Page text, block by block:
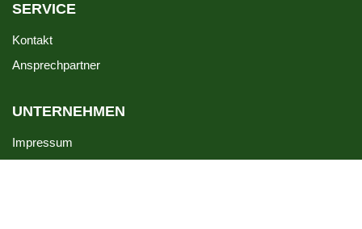
SERVICE
Kontakt
Ansprechpartner
UNTERNEHMEN
Impressum